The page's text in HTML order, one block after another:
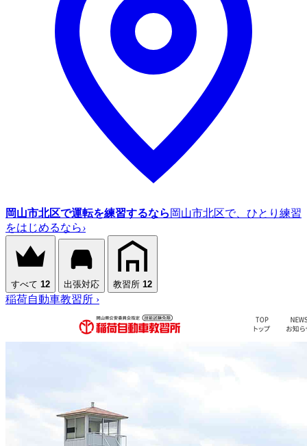
岡山市北区で運転を練習するなら 岡山市北区で、ひとり練習
をはじめるなら›
すべて 12 出張対応 教習所 12
稲荷自動車教習所 ›